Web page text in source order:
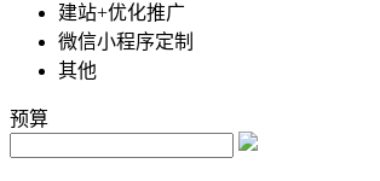
建站+优化推广
微信小程序定制
其他
预算